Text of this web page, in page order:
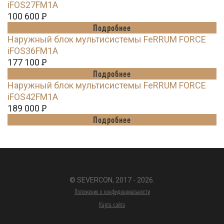
iFOS27FM1A
100 600 Ꝑ
Подробнее
Наружный блок мультисистемы FeRRUM FORCE
iFOS36FM1A
177 100 Ꝑ
Подробнее
Наружный блок мультисистемы FeRRUM FORCE
iFOS42FM1A
189 000 Ꝑ
Подробнее
© SEVERCON, 2017 - 2026.
Положение о конфиденциальности
Карта сайта